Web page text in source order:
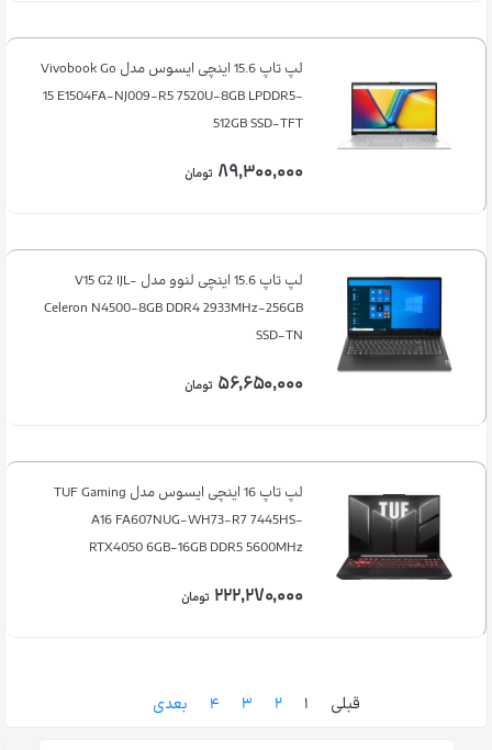
لپ تاپ 15.6 اینچی ایسوس مدل Vivobook Go
15 E1504FA-NJ009-R5 7520U-8GB LPDDR5-
512GB SSD-TFT
۸۹,۳۰۰,۰۰۰ تومان
لپ تاپ 15.6 اینچی لنوو مدل V15 G2 IJL-
Celeron N4500-8GB DDR4 2933MHz-256GB
SSD-TN
۵۶,۶۵۰,۰۰۰ تومان
لپ تاپ 16 اینچی ایسوس مدل TUF Gaming
A16 FA607NUG-WH73-R7 7445HS-
RTX4050 6GB-16GB DDR5 5600MHz
۲۲۲,۲۷۰,۰۰۰ تومان
قبلی ۱ ۲ ۳ ۴ بعدی